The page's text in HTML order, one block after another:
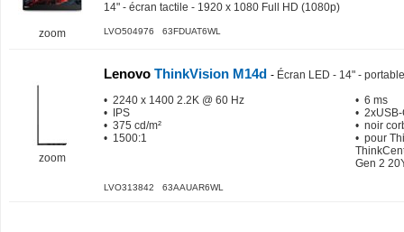
zoom
14" - écran tactile - 1920 x 1080 Full HD (1080p)
LVO504976 63FDUAT6WL
zoom
Lenovo ThinkVision M14d - Écran LED - 14" - portable
• 2240 x 1400 2.2K @ 60 Hz
• IPS
• 375 cd/m²
• 1500:1
• 6 ms
•
• noir
• pour
Gen 2
LVO313842 63AAUAR6WL